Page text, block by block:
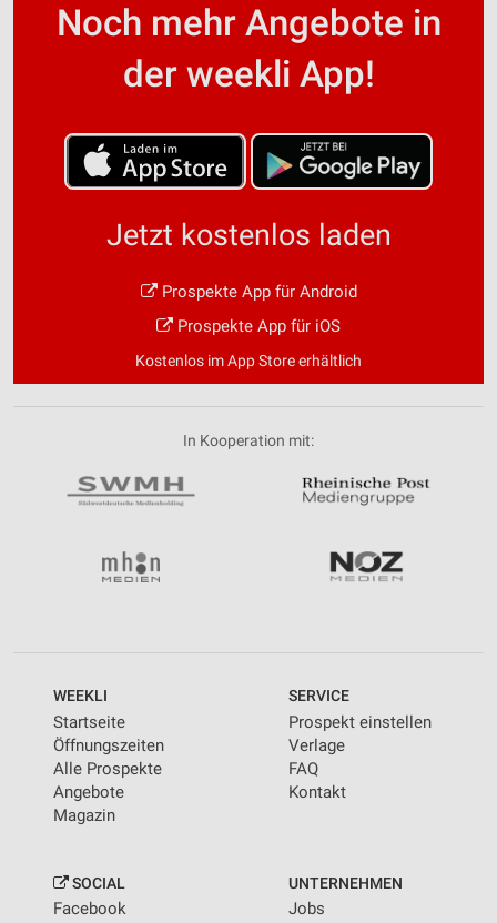
Noch mehr Angebote in
der weekli App!
Jetzt kostenlos laden
Prospekte App für Android
Prospekte App für iOS
Kostenlos im App Store erhältlich
In Kooperation mit:
WEEKLI
Startseite
Öffnungszeiten
Alle Prospekte
Angebote
Magazin
SERVICE
Prospekt einstellen
Verlage
FAQ
Kontakt
SOCIAL
Facebook
UNTERNEHMEN
Jobs